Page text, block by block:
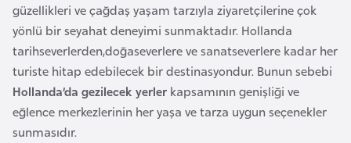
güzellikleri ve çağdaş yaşam tarzıyla ziyaretçilerine çok
yönlü bir seyahat deneyimi sunmaktadır. Hollanda
tarihseverlerden,doğaseverlere ve sanatseverlere kadar her
turiste hitap edebilecek bir destinasyondur. Bunun sebebi
Hollanda’da gezilecek yerler kapsamının genişliği ve
eğlence merkezlerinin her yaşa ve tarza uygun seçenekler
sunmasıdır.
u
s
t
u
r